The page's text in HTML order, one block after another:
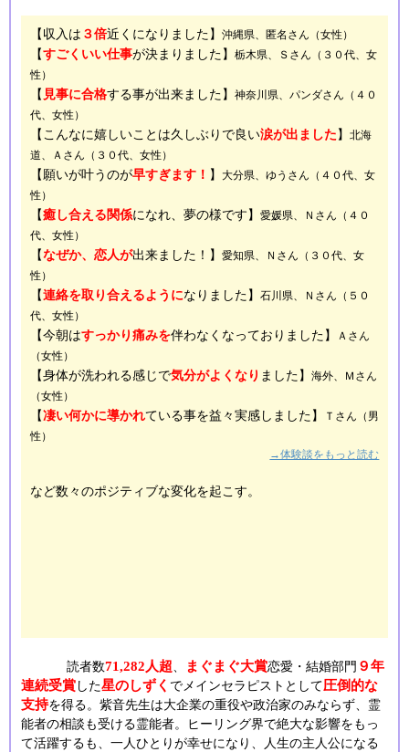
【収入は ３倍近くになりました】 沖縄県、匿名さん（女性）
【すごくいい仕事が決まりました】 栃木県、Ｓさん（３０代、女
性）
【 見事に合格する事が出来ました】 神奈川県、パンダさん（４０
代、女性）
【こんなに嬉しいことは久しぶりで良い涙が出ました 】 北海
道、Ａさん（３０代、女性）
【願いが叶うのが早すぎます！ 】 大分県、ゆうさん（４０代、女
性）
【癒し合える関係になれ、夢の様です】 愛媛県、Ｎさん（４０
代、女性）
【なぜか、恋人が出来ました！】 愛知県、Ｎさん（３０代、女
性）
【連絡を取り合えるようになりました】 石川県、Ｎさん（５０
代、女性）
【今朝はすっかり痛みを伴わなくなっておりました】
Ａさん
（女性）
【身体が洗われる感じで気分がよくなり ました】 海外、Ｍさん
（女性）
【凄い何かに導かれている事を益々実感しました】
Ｔさん（男
性）
→体験談をもっと読む
など数々のポジティブな変化を起こす。
読者数71,282人超、 まぐまぐ大賞恋愛・結婚部門 ９年
連続受賞した星のしずく でメインセラピストとして圧倒的な
支持を得る。紫音先生は大企業の重役や政治家のみならず、霊
能者の相談も受ける霊能者。ヒーリング界で絶大な影響をもっ
て活躍するも、一人ひとりが幸せになり、人生の主人公になる